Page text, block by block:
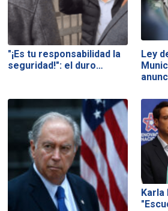
"¡Es tu responsabilidad la
seguridad!": el duro…
Ley
Karla